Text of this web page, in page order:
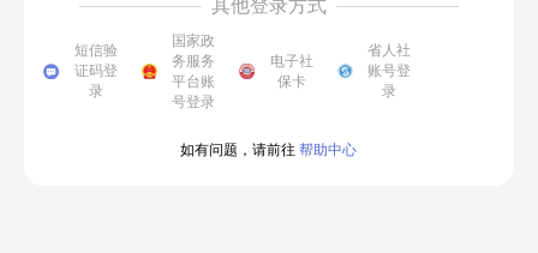
其他登录方式
短信验
证码登
录
国家政
务服务
平台账
号登录
电子社
保卡
省人社
账号登
录
如有问题，请前往 帮助中心